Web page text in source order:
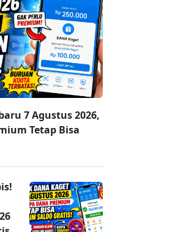
7 Agustus 2026,
Tetap Bisa